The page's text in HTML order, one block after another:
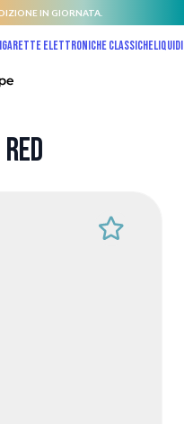
IN GIORNATA.
elettroniche classiche